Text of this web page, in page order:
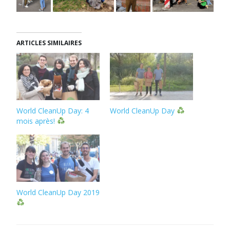
ARTICLES SIMILAIRES
World CleanUp Day: 4
mois après!
World CleanUp Day
World CleanUp Day 2019